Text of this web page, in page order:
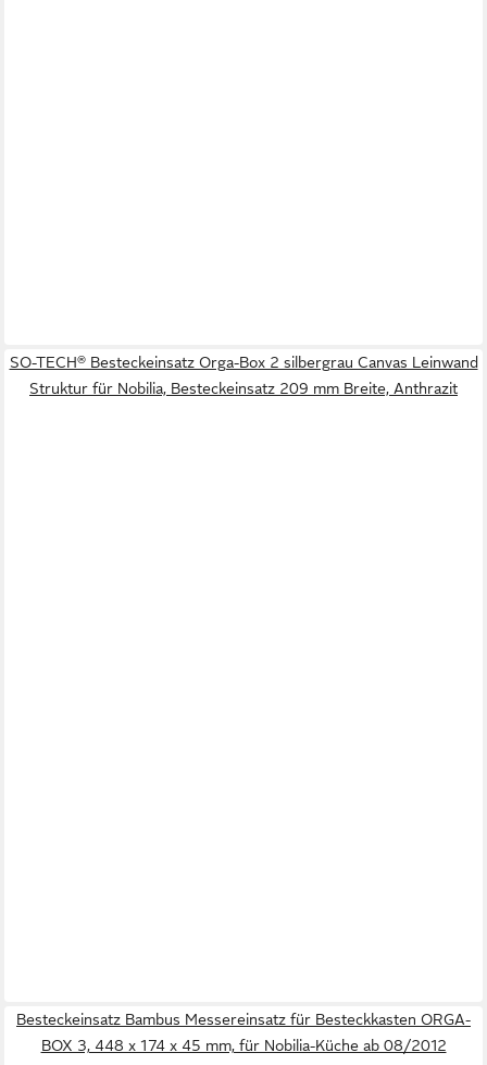
SO-TECH® Besteckeinsatz Orga-Box 2 silbergrau Canvas Leinwand
Struktur für Nobilia, Besteckeinsatz 209 mm Breite, Anthrazit
Besteckeinsatz Bambus Messereinsatz für Besteckkasten ORGA-
BOX 3, 448 x 174 x 45 mm, für Nobilia-Küche ab 08/2012